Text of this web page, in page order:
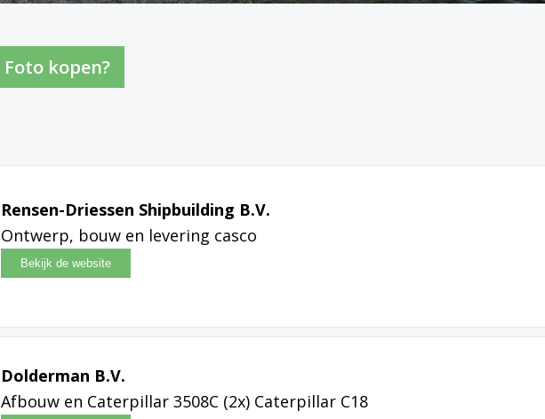
Foto kopen?
Rensen-Driessen Shipbuilding B.V.
Ontwerp, bouw en levering casco
Dolderman B.V.
Afbouw en Caterpillar 3508C (2x) Caterpillar C18